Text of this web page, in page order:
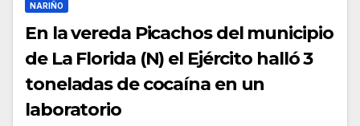
NARIÑO
En la vereda Picachos del municipio
de La Florida (N) el Ejército halló 3
toneladas de cocaína en un
laboratorio